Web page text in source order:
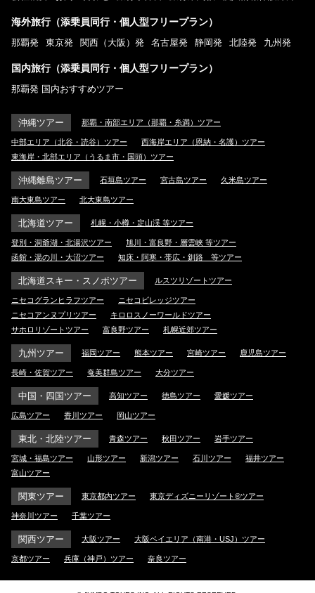
海外旅行（添乗員同行・個人型フリープラン）
那覇発 東京発 関西（大阪）発 名古屋発 静岡発 北陸発 九州発
国内旅行（添乗員同行・個人型フリープラン）
那覇発 国内おすすめツアー
沖縄ツアー 那覇・南部エリア（那覇・糸満）ツアー
中部エリア（北谷・読谷）ツアー
西海岸エリア（恩納・名護）ツアー
東海岸・北部エリア（うるま市・国頭）ツアー
沖縄離島ツアー 石垣島ツアー 宮古島ツアー 久米島ツアー
南大東島ツアー 北大東島ツアー
北海道ツアー 札幌・小樽・定山渓 等ツアー
登別・洞爺湖・北湯沢ツアー
旭川・富良野・層雲峡 等ツアー
函館・湯の川・大沼ツアー
知床・阿寒・帯広・釧路 等ツアー
北海道スキー・スノボツアー ルスツリゾートツアー
ニセコグランヒラフツアー
ニセコビレッジツアー
ニセコアンヌプリツアー
キロロスノーワールドツアー
サホロリゾートツアー
富良野ツアー 札幌近郊ツアー
九州ツアー 福岡ツアー 熊本ツアー 宮崎ツアー 鹿児島ツアー
長崎・佐賀ツアー 奄美群島ツアー 大分ツアー
中国・四国ツアー 高知ツアー 徳島ツアー 愛媛ツアー
広島ツアー 香川ツアー 岡山ツアー
東北・北陸ツアー 青森ツアー 秋田ツアー 岩手ツアー
宮城・福島ツアー 山形ツアー 新潟ツアー 石川ツアー
福井ツアー
富山ツアー
関東ツアー 東京都内ツアー 東京ディズニーリゾート®ツアー
神奈川ツアー 千葉ツアー
関西ツアー 大阪ツアー 大阪ベイエリア（南港・USJ）ツアー
京都ツアー 兵庫（神戸）ツアー 奈良ツアー